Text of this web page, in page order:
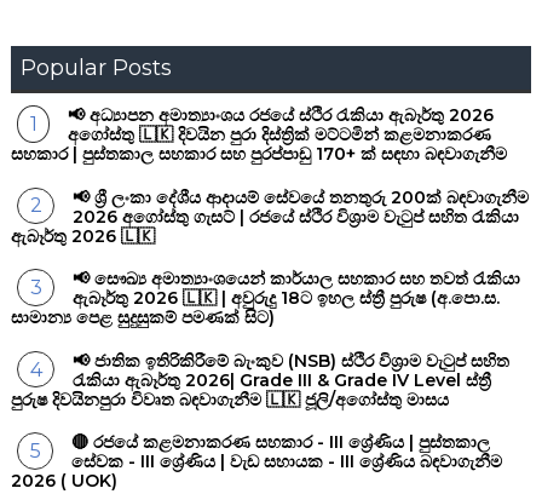
Popular Posts
📢 අධ්‍යාපන අමාත්‍යාංශය රජයේ ස්ථිර රැකියා ඇබෑර්තු 2026
අගෝස්තු 🇱🇰 දිවයින පුරා දිස්ත්‍රික් මට්ටමින් කළමනාකරණ
සහකාර | පුස්තකාල සහකාර සහ පුරප්පාඩු 170+ ක් සඳහා බඳවාගැනීම
📢 ශ්‍රී ලංකා දේශීය ආදායම් සේවයේ තනතුරු 200ක් බඳවාගැනීම
2026 අගෝස්තු ගැසට් | රජයේ ස්ථිර විශ්‍රාම වැටුප් සහිත රැකියා
ඇබෑර්තු 2026 🇱🇰
📢 සෞඛ්‍ය අමාත්‍යාංශයෙන් කාර්යාල සහකාර සහ තවත් රැකියා
ඇබෑර්තු 2026 🇱🇰 | අවුරුදු 18ට ඉහල ස්ත්‍රී පුරුෂ (අ.පො.ස.
සාමාන්‍ය පෙළ සුදුසුකම් පමණක් සිට)
📢 ජාතික ඉතිරිකිරීමේ බැංකුව (NSB) ස්ථිර විශ්‍රාම වැටුප් සහිත
රැකියා ඇබෑර්තු 2026| Grade III & Grade IV Level ස්ත්‍රී
පුරුෂ දිවයිනපුරා විවෘත බඳවාගැනීම 🇱🇰 ජූලි/අගෝස්තු මාසය
🔴 රජයේ කළමනාකරණ සහකාර - III ශ්‍රේණිය | පුස්තකාල
සේවක - III ශ්‍රේණිය | වැඩ සහායක - III ශ්‍රේණිය බඳවාගැනීම
2026 ( UOK)